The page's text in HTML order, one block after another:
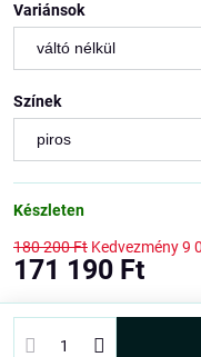
Variánsok
Színek
Készleten
180 200 Ft Kedvezmény9
171 190 Ft